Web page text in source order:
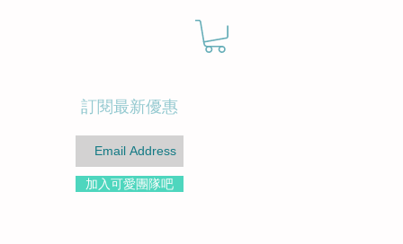
訂閱最新優惠
加入可愛團隊吧